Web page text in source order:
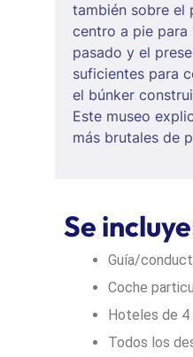
también sobre el
centro a pie para
pasado y el
suficientes para
el búnker
Este museo
más brutales de
Se
Guía/
Coche
Hoteles de 4
Todos los